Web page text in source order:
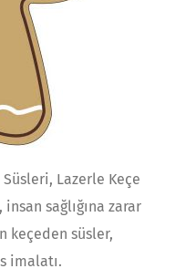
Süsleri, Lazerle Keçe
sağlığına zarar
keçeden süsler,
imalatı.